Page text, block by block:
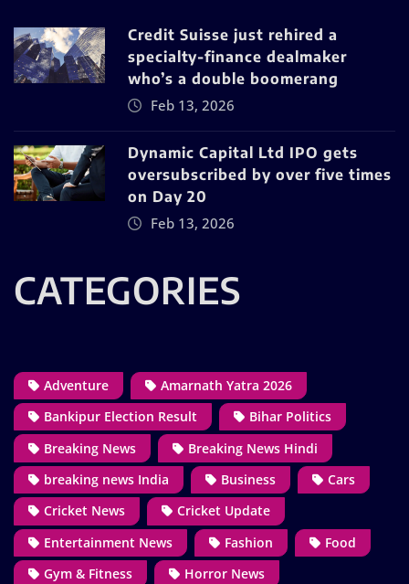
Credit Suisse just rehired a
specialty-finance dealmaker
who’s a double boomerang
Feb 13, 2026
Dynamic Capital Ltd IPO gets
oversubscribed by over five times
on Day 20
Feb 13, 2026
CATEGORIES
Adventure
Amarnath Yatra 2026
Bankipur Election Result
Bihar Politics
Breaking News
Breaking News Hindi
breaking news India
Business
Cars
Cricket News
Cricket Update
Entertainment News
Fashion
Food
Gym & Fitness
Horror News